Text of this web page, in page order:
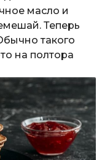
масло и
Теперь
такого
на полтора